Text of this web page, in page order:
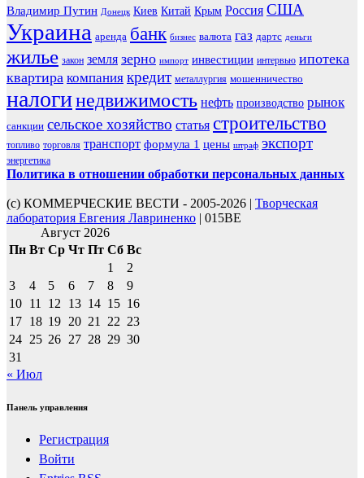
Владимир Путин Донецк Киев Китай Крым Россия США
Украина аренда банк бизнес валюта газ дартс деньги
жилье закон земля зерно импорт инвестиции интервью ипотека
квартира компания кредит металлургия мошенничество
налогинедвижимость нефть производство рынок
санкции сельское хозяйство статья строительство
топливо торговля транспорт формула 1 цены штраф экспорт
энергетика
Политика в отношении обработки персональных данных
(с) КОММЕРЧЕСКИЕ ВЕСТИ - 2005-2026 | Творческая
лаборатория Евгения Лавриненко | 015BE
Август 2026
Пн Вт Ср Чт Пт Сб Вс
1
2
3
4 5 6 7 8
9
10 11 12 13 14 15 16
17 18 19 20 21 22 23
24 25 26 27 28 29 30
31
« Июл
Панель управления
Регистрация
Войти